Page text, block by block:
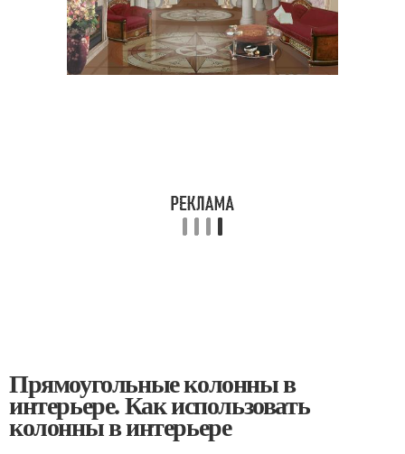
Прямоугольные колонны в
интерьере. Как использовать
колонны в интерьере